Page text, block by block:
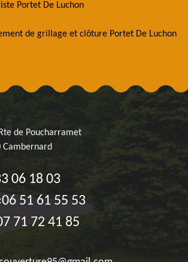
Portet De Luchon
de grillage et clôture Portet De Luchon
de Poucharramet
Cambernard
06 18 03
06 51 61 55 53
71 72 41 85